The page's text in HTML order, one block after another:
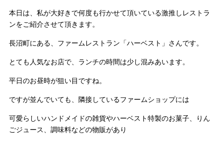
本日は、私が大好きで何度も行かせて頂いている激推しレストラ
ンをご紹介させて頂きます。
長沼町にある、ファームレストラン「ハーベスト」さんです。
とても人気なお店で、ランチの時間は少し混みあいます。
平日のお昼時が狙い目ですね。
ですが並んでいても、隣接しているファームショップには
可愛らしいハンドメイドの雑貨やハーベスト特製のお菓子、りん
ごジュース、調味料などの物販があり